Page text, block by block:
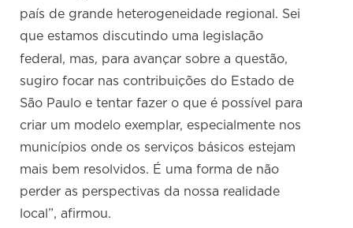
país de grande heterogeneidade regional. Sei
que estamos discutindo uma legislação
federal, mas, para avançar sobre a questão,
sugiro focar nas contribuições do Estado de
São Paulo e tentar fazer o que é possível para
criar um modelo exemplar, especialmente nos
municípios onde os serviços básicos estejam
mais bem resolvidos. É uma forma de não
perder as perspectivas da nossa realidade
local”, afirmou.